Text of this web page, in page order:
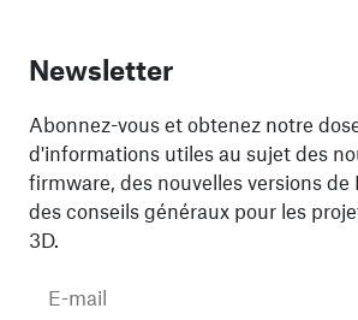
Newsletter
Abonnez-vous et obtenez notre
d'informations utiles au sujet des
firmware, des nouvelles versions de
des conseils généraux pour les
3D.